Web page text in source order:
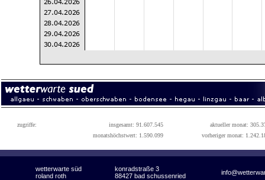
zugriffe: insgesamt: 91.607.545
aktueller monat:
monatshöchstwert: 1.590.099
vorheriger monat:
wetterwarte süd konradstraße 3
roland roth 88427 bad schussenried